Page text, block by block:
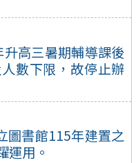
高三暑期輔導課後
數下限，故停止辦
圖書館115年建置之
運用。